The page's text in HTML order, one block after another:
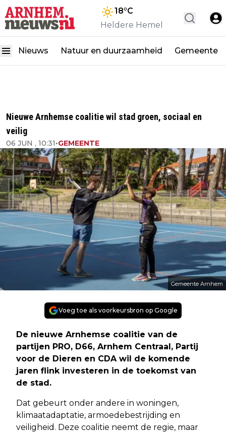
18°C
Heldere Hemel
Nieuws Natuur en duurzaamheid Gemeente
Nieuwe Arnhemse coalitie wil stad groen, sociaal en
veilig
06 JUN , 10:31•GEMEENTE
Gemeente Arnhem
Voeg toe als voorkeursbron op Google
De nieuwe Arnhemse coalitie van de
partijen PRO, D66, Arnhem Centraal, Partij
voor de Dieren en CDA wil de komende
jaren flink investeren in de toekomst van
de stad.
Dat gebeurt onder andere in woningen,
klimaatadaptatie, armoedebestrijding en
veiligheid. Deze coalitie neemt de regie, maar